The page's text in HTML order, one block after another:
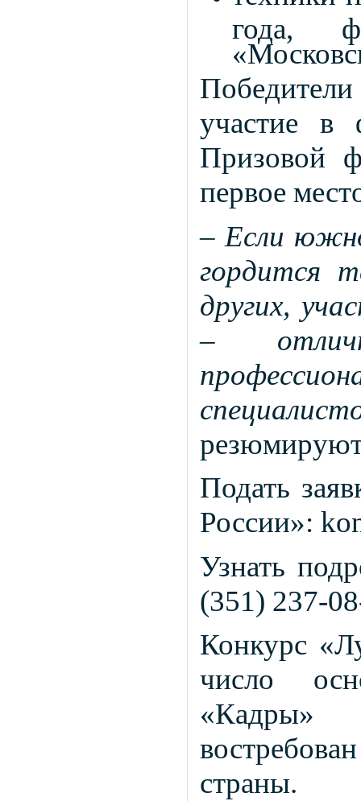
года,
участие в
Призовой
первое
– Если
гордится
других,
–
Подать
России»:
Узнать
(351) 237-
Конкурс
число
«Кадры»
страны.